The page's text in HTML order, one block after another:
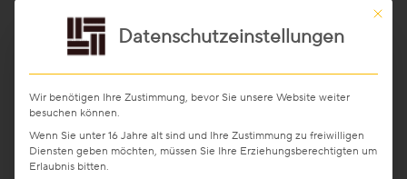
Stab-Optik
Strip-Optik
Unsere Kollektionen - Ihre Vorteile
Mit
Datenschutzeinstellungen
Wir benötigen Ihre Zustimmung, bevor Sie unsere Website weiter
besuchen können.
Wenn Sie unter 16 Jahre alt sind und Ihre Zustimmung zu freiwilligen
Diensten geben möchten, müssen Sie Ihre Erziehungsberechtigten um
Erlaubnis bitten.